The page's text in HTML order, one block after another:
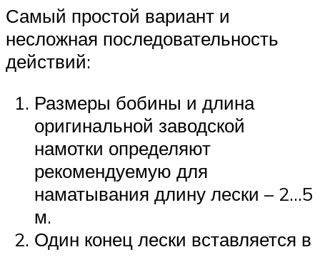
Самый простой вариант и
несложная последовательность
действий:
Размеры бобины и длина
оригинальной заводской
намотки определяют
рекомендуемую для
наматывания длину лески – 2…5
м.
Один конец лески вставляется в